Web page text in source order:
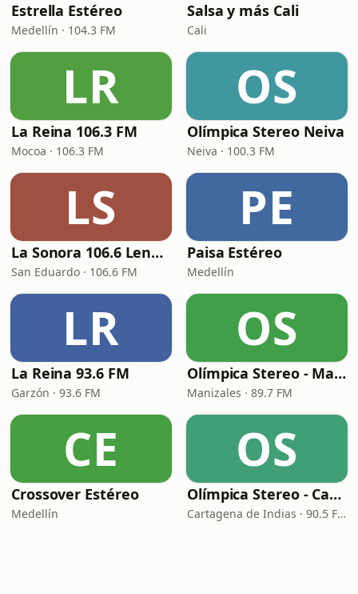
Estrella Estéreo
Medellín · 104.3 FM
Salsa y más Cali
Cali
LR
La Reina 106.3 FM
Mocoa · 106.3 FM
OS
Olímpica Stereo Neiva
Neiva · 100.3 FM
LS
La Sonora 106.6 Lengupá
San Eduardo · 106.6 FM
PE
Paisa Estéreo
Medellín
LR
La Reina 93.6 FM
Garzón · 93.6 FM
OS
Olímpica Stereo - Manizales
Manizales · 89.7 FM
CE
Crossover Estéreo
Medellín
OS
Olímpica Stereo - Cartagena
Cartagena de Indias · 90.5 FM